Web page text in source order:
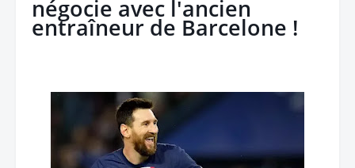
négocie avec l'ancien
entraîneur de Barcelone !